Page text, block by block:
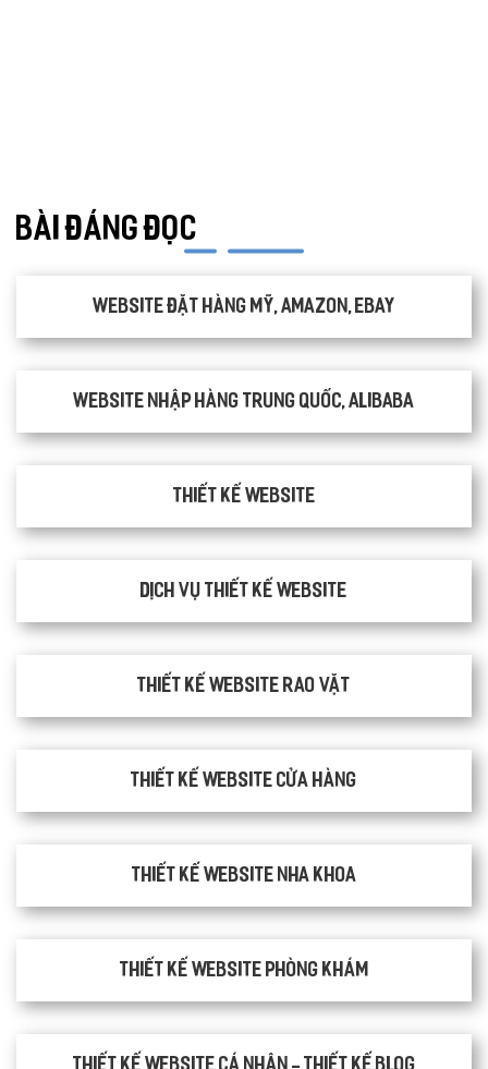
BÀI ĐÁNG ĐỌC
Website đặt hàng Mỹ, Amazon, Ebay
Website nhập hàng Trung Quốc, Alibaba
Thiết kế website
Dịch vụ thiết kế website
thiết kế website rao vặt
Thiết kế website cửa hàng
Thiết kế website nha khoa
thiết kế website phòng khám